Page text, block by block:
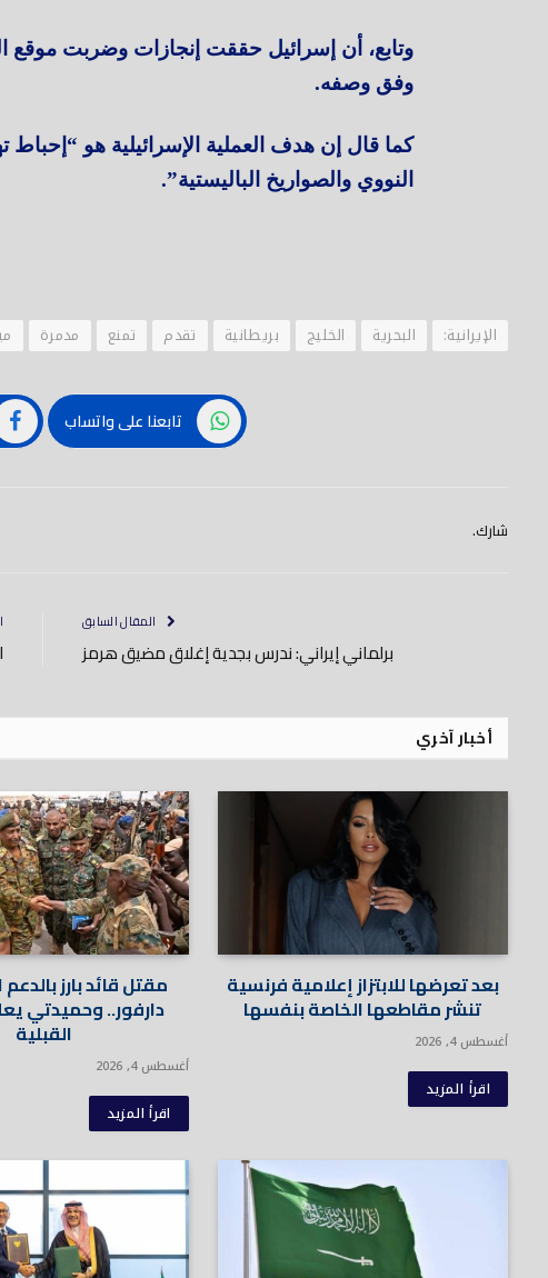
وتابع، أن إسرائيل حققت إنجازات وضربت
وفق وصفه.
كما قال إن هدف العملية الإسرائيلية هو
النووي والصواريخ الباليستية”.
الإيرانية: البحرية الخليج بريطانية تقدم تمنع مدمرة
تابعنا على واتساب
شارك.
المقال السابق
برلماني إيراني: ندرس بجدية إغلاق مضيق هرمز
أخبار آخري
بعد تعرضها للابتزاز إعلامية فرنسية
تنشر مقاطعها الخاصة بنفسها
أغسطس 4, 2026
اقرأ المزيد
مقتل قائد بارز
دارفور.. وحميدتي
القبلية
أغسطس 4, 2026
اقرأ المزيد